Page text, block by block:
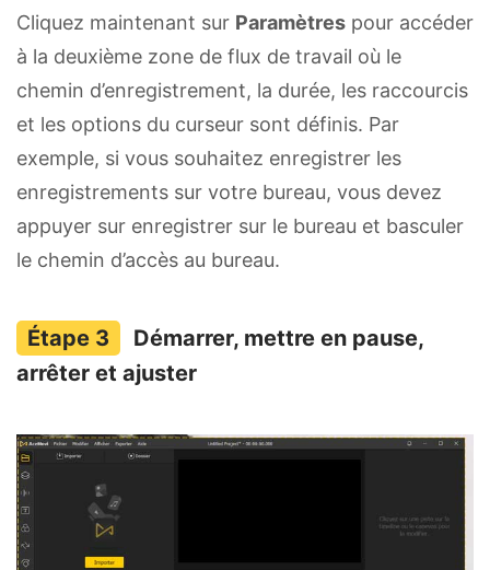
Cliquez maintenant sur Paramètres pour accéder
à la deuxième zone de flux de travail où le
chemin d’enregistrement, la durée, les raccourcis
et les options du curseur sont définis. Par
exemple, si vous souhaitez enregistrer les
enregistrements sur votre bureau, vous devez
appuyer sur enregistrer sur le bureau et basculer
le chemin d’accès au bureau.
Démarrer, mettre en pause,
arrêter et ajuster